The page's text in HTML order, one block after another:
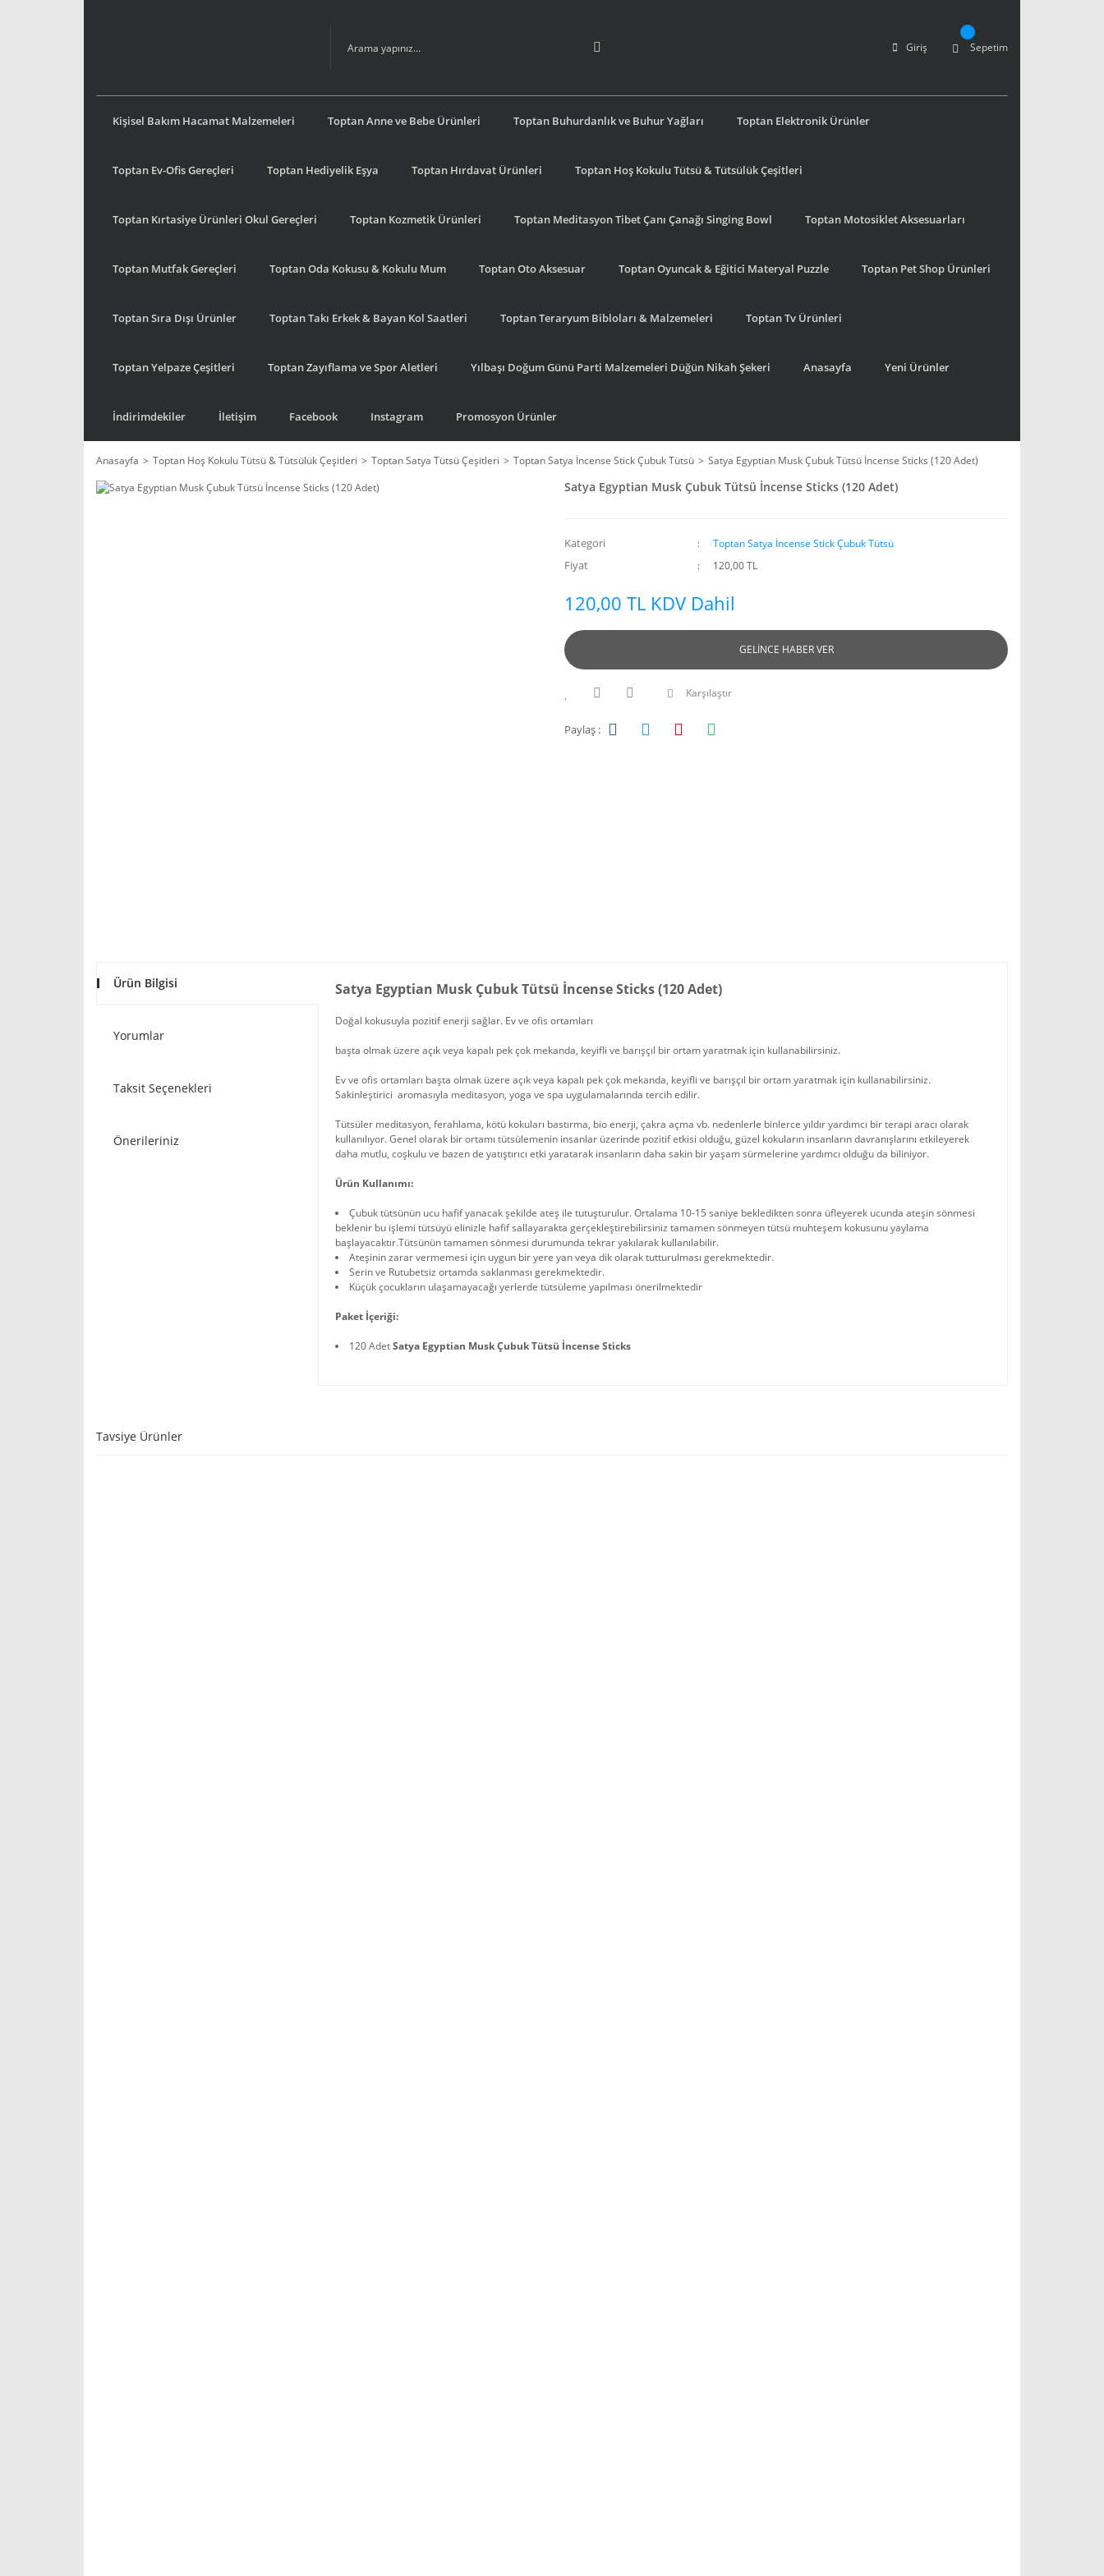
Giriş Sepetim
Kişisel Bakım Hacamat Malzemeleri Toptan Anne ve Bebe Ürünleri Toptan Buhurdanlık ve Buhur Yağları Toptan Elektronik Ürünler
Toptan Ev-Ofis Gereçleri Toptan Hediyelik Eşya Toptan Hırdavat Ürünleri Toptan Hoş Kokulu Tütsü & Tütsülük Çeşitleri
Toptan Kırtasiye Ürünleri Okul Gereçleri Toptan Kozmetik Ürünleri Toptan Meditasyon Tibet Çanı Çanağı Singing Bowl Toptan Motosiklet Aksesuarları
Toptan Mutfak Gereçleri Toptan Oda Kokusu & Kokulu Mum Toptan Oto Aksesuar Toptan Oyuncak & Eğitici Materyal Puzzle Toptan Pet Shop Ürünleri
Toptan Sıra Dışı Ürünler Toptan Takı Erkek & Bayan Kol Saatleri Toptan Teraryum Bibloları & Malzemeleri Toptan Tv Ürünleri
Toptan Yelpaze Çeşitleri Toptan Zayıflama ve Spor Aletleri Yılbaşı Doğum Günü Parti Malzemeleri Düğün Nikah Şekeri Anasayfa Yeni Ürünler
İndirimdekiler İletişim Facebook Instagram Promosyon Ürünler
Anasayfa Toptan Hoş Kokulu Tütsü & Tütsülük Çeşitleri Toptan Satya Tütsü Çeşitleri Toptan Satya İncense Stick Çubuk Tütsü Satya Egyptian Musk Çubuk Tütsü İncense Sticks (120 Adet)
Satya Egyptian Musk Çubuk Tütsü İncense Sticks (120 Adet)
Kategori Toptan Satya İncense Stick Çubuk Tütsü
Fiyat 120,00 TL
120,00 TL KDV Dahil
GELİNCE HABER VER
Karşılaştır
Paylaş :
Ürün Bilgisi
Yorumlar
Taksit Seçenekleri
Önerileriniz
Satya Egyptian Musk Çubuk Tütsü İncense Sticks (120 Adet)
Doğal kokusuyla pozitif enerji sağlar. Ev ve ofis ortamları
başta olmak üzere açık veya kapalı pek çok mekanda, keyifli ve barışçıl bir ortam yaratmak için kullanabilirsiniz.
Ev ve ofis ortamları başta olmak üzere açık veya kapalı pek çok mekanda, keyifli ve barışçıl bir ortam yaratmak için kullanabilirsiniz.
Sakinleştirici aromasıyla meditasyon, yoga ve spa uygulamalarında tercih edilir.
Tütsüler meditasyon, ferahlama, kötü kokuları bastırma, bio enerji, çakra açma vb. nedenlerle binlerce yıldır yardımcı bir terapi aracı olarak
kullanılıyor. Genel olarak bir ortamı tütsülemenin insanlar üzerinde pozitif etkisi olduğu, güzel kokuların insanların davranışlarını etkileyerek
daha mutlu, coşkulu ve bazen de yatıştırıcı etki yaratarak insanların daha sakin bir yaşam sürmelerine yardımcı olduğu da biliniyor.
Ürün Kullanımı:
Çubuk tütsünün ucu hafif yanacak şekilde ateş ile tutuşturulur. Ortalama 10-15 saniye bekledikten sonra üfleyerek ucunda ateşin sönmesi
beklenir bu işlemi tütsüyü elinizle hafif sallayarakta gerçekleştirebilirsiniz tamamen sönmeyen tütsü muhteşem kokusunu yaylama
başlayacaktır.Tütsünün tamamen sönmesi durumunda tekrar yakılarak kullanılabilir.
Ateşinin zarar vermemesi için uygun bir yere yan veya dik olarak tutturulması gerekmektedir.
Serin ve Rutubetsiz ortamda saklanması gerekmektedir.
Küçük çocukların ulaşamayacağı yerlerde tütsüleme yapılması önerilmektedir
Paket İçeriği:
120 AdetSatya Egyptian Musk Çubuk Tütsü İncense Sticks
Tavsiye Ürünler